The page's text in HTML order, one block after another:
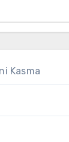
Kasma